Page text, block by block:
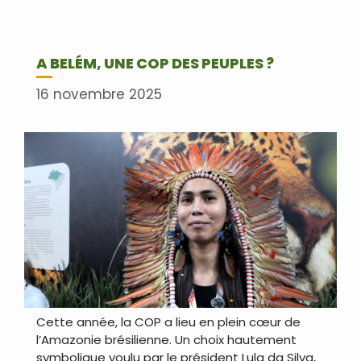
A BELÉM, UNE COP DES PEUPLES ?
16 novembre 2025
Cette année, la COP a lieu en plein cœur de
l’Amazonie brésilienne. Un choix hautement